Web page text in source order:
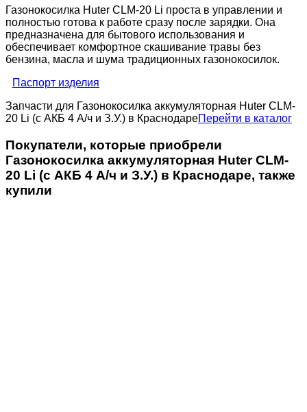
Газонокосилка Huter CLM-20 Li проста в управлении и
полностью готова к работе сразу после зарядки. Она
предназначена для бытового использования и
обеспечивает комфортное скашивание травы без
бензина, масла и шума традиционных газонокосилок.
Паспорт изделия
Запчасти для Газонокосилка аккумуляторная Huter CLM-
20 Li (с АКБ 4 А/ч и З.У.) в КраснодареПерейти в каталог
Покупатели, которые приобрели
Газонокосилка аккумуляторная Huter CLM-
20 Li (с АКБ 4 А/ч и З.У.) в Краснодаре, также
купили